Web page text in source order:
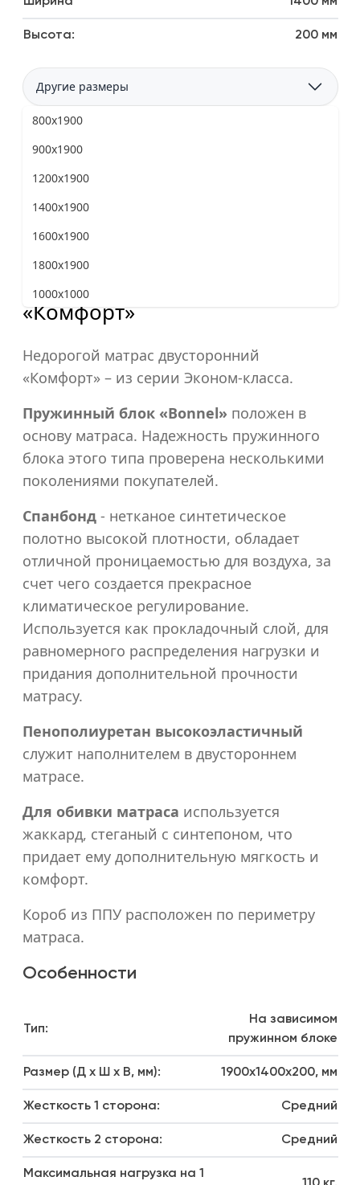
Высота: 200 мм
Другие размеры
800x1900
900x1900
1200x1900
1400x1900
1600x1900
1800x1900
1000x1000
800x2000
900x2000
1200x2000
1400x2000
1600x2000
1800x2000
«Комфорт»
Недорогой матрас двусторонний
«Комфорт» – из серии Эконом-класса.
Пружинный блок «Bonnel» положен в
основу матраса. Надежность пружинного
блока этого типа проверена несколькими
поколениями покупателей.
Спанбонд - нетканое синтетическое
полотно высокой плотности, обладает
отличной проницаемостью для воздуха, за
счет чего создается прекрасное
климатическое регулирование.
Используется как прокладочный слой, для
равномерного распределения нагрузки и
придания дополнительной прочности
матрасу.
Пенополиуретан высокоэластичный
служит наполнителем в двустороннем
матрасе.
Для обивки матраса используется
жаккард, стеганый с синтепоном, что
придает ему дополнительную мягкость и
комфорт.
Короб из ППУ расположен по периметру
матраса.
Особенности
Тип:
На зависимом
пружинном блоке
Размер (Д х Ш х В, мм): 1900x1400x200, мм
Жесткость 1 сторона: Средний
Жесткость 2 сторона: Средний
Максимальная нагрузка на 1